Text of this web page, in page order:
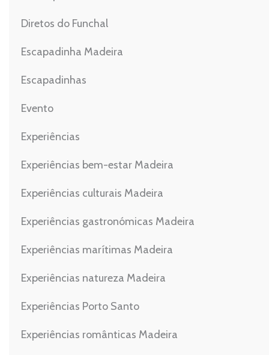
Diretos do Funchal
Escapadinha Madeira
Escapadinhas
Evento
Experiências
Experiências bem-estar Madeira
Experiências culturais Madeira
Experiências gastronómicas Madeira
Experiências marítimas Madeira
Experiências natureza Madeira
Experiências Porto Santo
Experiências românticas Madeira